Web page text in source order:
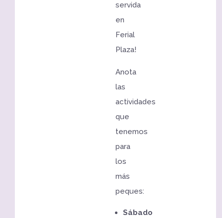
servida
en
Ferial
Plaza!
Anota
las
actividades
que
tenemos
para
los
más
peques:
Sábado